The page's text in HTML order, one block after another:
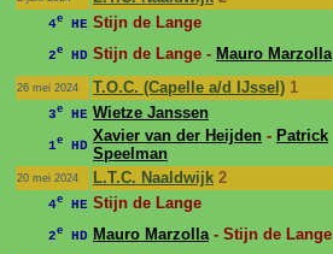
4e HE Stijn de Lange
2e HD Stijn de Lange - Mauro Marzolla
26 mei 2024 T.O.C. (Capelle a/d IJssel) 1
3e HE Wietze Janssen
1e HD
Xavier van der Heijden - Patrick
Speelman
20 mei 2024 L.T.C. Naaldwijk 2
4e HE Stijn de Lange
2e HD Mauro Marzolla- Stijn de Lange